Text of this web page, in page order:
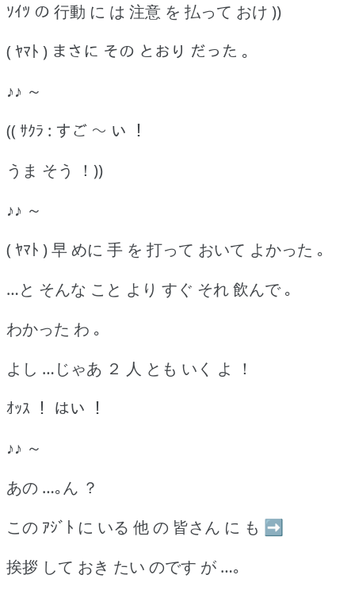
ｿｲﾂ の 行動 に は 注意 を 払って おけ ))
( ﾔﾏﾄ ) まさに その とおり だった ｡
♪♪ ～
(( ｻｸﾗ : すご ～ い ！
うま そう ！))
♪♪ ～
( ﾔﾏﾄ ) 早 めに 手 を 打って おいて よかった ｡
…と そんな こと より すぐ それ 飲んで ｡
わかった わ ｡
よし …じゃあ ２ 人 とも いく よ ！
ｵｯｽ ！ はい ！
♪♪ ～
あの …｡ん ？
この ｱｼﾞﾄ に いる 他 の 皆さん に も ➡
挨拶 して おき たい のです が …｡